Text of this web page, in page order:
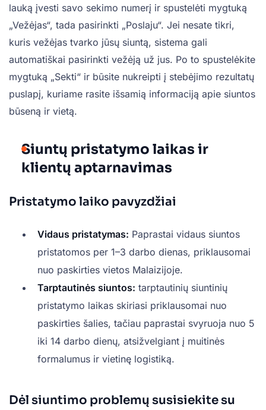
lauką įvesti savo sekimo numerį ir spustelėti mygtuką
„Vežėjas“, tada pasirinkti „Poslaju“. Jei nesate tikri,
kuris vežėjas tvarko jūsų siuntą, sistema gali
automatiškai pasirinkti vežėją už jus. Po to spustelėkite
mygtuką „Sekti“ ir būsite nukreipti į stebėjimo rezultatų
puslapį, kuriame rasite išsamią informaciją apie siuntos
būseną ir vietą.
Siuntų pristatymo laikas ir
klientų aptarnavimas
Pristatymo laiko pavyzdžiai
Vidaus pristatymas: Paprastai vidaus siuntos
pristatomos per 1–3 darbo dienas, priklausomai
nuo paskirties vietos Malaizijoje.
Tarptautinės siuntos: tarptautinių siuntinių
pristatymo laikas skiriasi priklausomai nuo
paskirties šalies, tačiau paprastai svyruoja nuo 5
iki 14 darbo dienų, atsižvelgiant į muitinės
formalumus ir vietinę logistiką.
Dėl siuntimo problemų susisiekite su